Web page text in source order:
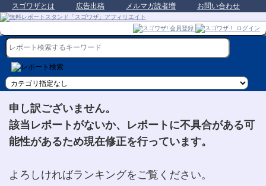
スゴワザとは 広告出稿 メルマガ読者増 お問い合わせ
申し訳ございません。
該当レポートがないか、レポートに不具合がある可
能性があるため現在修正を行っています。
よろしければランキングをご覧ください。